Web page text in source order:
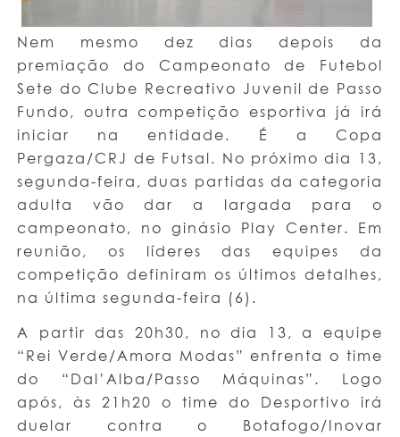
Nem mesmo dez dias depois da
premiação do Campeonato de Futebol
Sete do Clube Recreativo Juvenil de Passo
Fundo, outra competição esportiva já irá
iniciar na entidade. É a Copa
Pergaza/CRJ de Futsal. No próximo dia 13,
segunda-feira, duas partidas da categoria
adulta vão dar a largada para o
campeonato, no ginásio Play Center. Em
reunião, os líderes das equipes da
competição definiram os últimos detalhes,
na última segunda-feira (6).
A partir das 20h30, no dia 13, a equipe
“Rei Verde/Amora Modas” enfrenta o time
do “Dal’Alba/Passo Máquinas”. Logo
após, às 21h20 o time do Desportivo irá
duelar contra o Botafogo/Inovar